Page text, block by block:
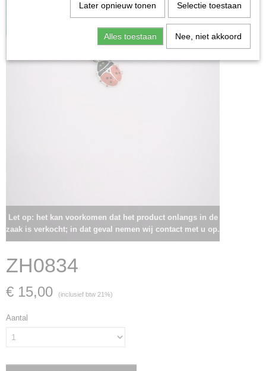
Let op: het kan voorkomen dat het product onlangs in de
zaak is verkocht; in dat geval nemen wij contact met u op.
ZH0834
€ 15,00 (inclusief btw 21%)
Aantal
Later opnieuw tonen Selectie toestaan
Alles toestaan Nee, niet akkoord